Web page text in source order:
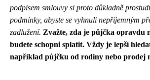
podpisem smlouvy si proto důkladně
podmínky, abyste se vyhnuli nepříjemným
zadlužení. Zvažte, zda je půjčka opravdu
budete schopni splatit. Vždy je lepší
například půjčku od rodiny nebo prodej